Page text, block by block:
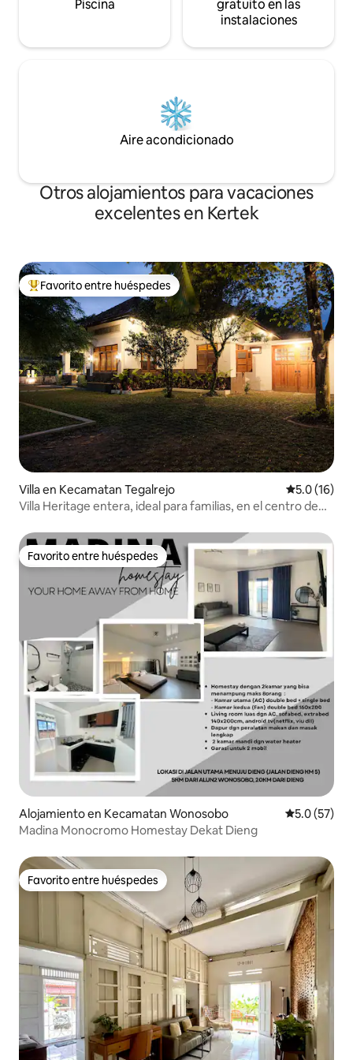
Piscina
gratuito en las
instalaciones
Aire acondicionado
Otros alojamientos para vacaciones
excelentes en Kertek
Favorito entre huéspedes preferido
Favorito entre huéspedes
Villa en Kecamatan Tegalrejo Calificación
5.0 (16)
Villa Heritage entera, ideal para familias, en el centro de
Favorito entre huéspedes
Favorito entre huéspedes
Alojamiento en Kecamatan Wonosobo Calificación
5.0 (57)
Madina Monocromo Homestay Dekat Dieng
Favorito entre huéspedes
Favorito entre huéspedes